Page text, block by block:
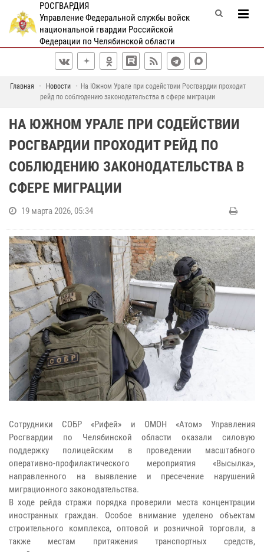
РОСГВАРДИЯ
Управление Федеральной службы войск
национальной гвардии Российской
Федерации по Челябинской области
Главная Новости
На Южном Урале при содействии Росгвардии проходит
рейд по соблюдению законодательства в сфере миграции
НА ЮЖНОМ УРАЛЕ ПРИ СОДЕЙСТВИИ
РОСГВАРДИИ ПРОХОДИТ РЕЙД ПО
СОБЛЮДЕНИЮ ЗАКОНОДАТЕЛЬСТВА В
СФЕРЕ МИГРАЦИИ
19 марта 2026, 05:34
Сотрудники СОБР «Рифей» и ОМОН «Атом» Управления
Росгвардии по Челябинской области оказали силовую
поддержку полицейским в проведении масштабного
оперативно-профилактического мероприятия «Высылка»,
направленного на выявление и пресечение нарушений
миграционного законодательства.
В ходе рейда стражи порядка проверили места концентрации
иностранных граждан. Особое внимание уделено объектам
строительного комплекса, оптовой и розничной торговли, а
также местам притяжения транспортных средств,